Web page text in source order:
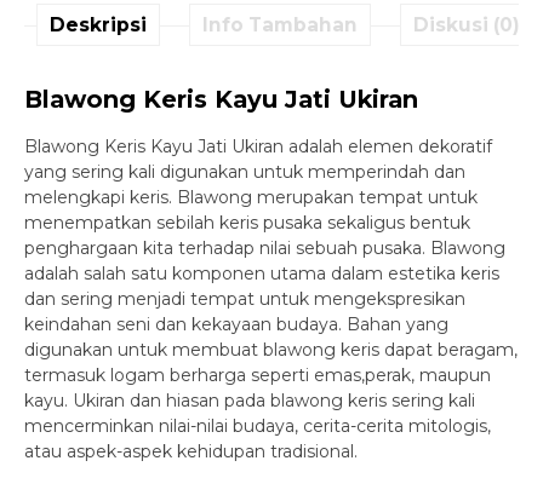
Deskripsi Info Tambahan Diskusi (0)
Blawong Keris Kayu Jati Ukiran
Blawong Keris Kayu Jati Ukiran adalah elemen dekoratif
yang sering kali digunakan untuk memperindah dan
melengkapi keris. Blawong merupakan tempat untuk
menempatkan sebilah keris pusaka sekaligus bentuk
penghargaan kita terhadap nilai sebuah pusaka. Blawong
adalah salah satu komponen utama dalam estetika keris
dan sering menjadi tempat untuk mengekspresikan
keindahan seni dan kekayaan budaya. Bahan yang
digunakan untuk membuat blawong keris dapat beragam,
termasuk logam berharga seperti emas,perak, maupun
kayu. Ukiran dan hiasan pada blawong keris sering kali
mencerminkan nilai-nilai budaya, cerita-cerita mitologis,
atau aspek-aspek kehidupan tradisional.